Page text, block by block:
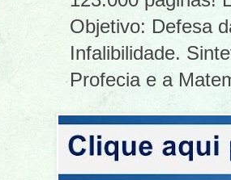
Objetivo: Defesa
Infalibilidade.
Profecia e a